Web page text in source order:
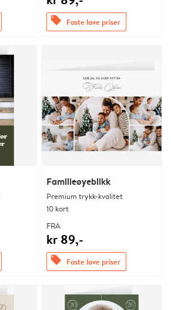
offers Faste lave priser
Familieøyeblikk
Premium trykk-kvalitet
10 kort
FRA
kr 89,-
offers Faste lave priser